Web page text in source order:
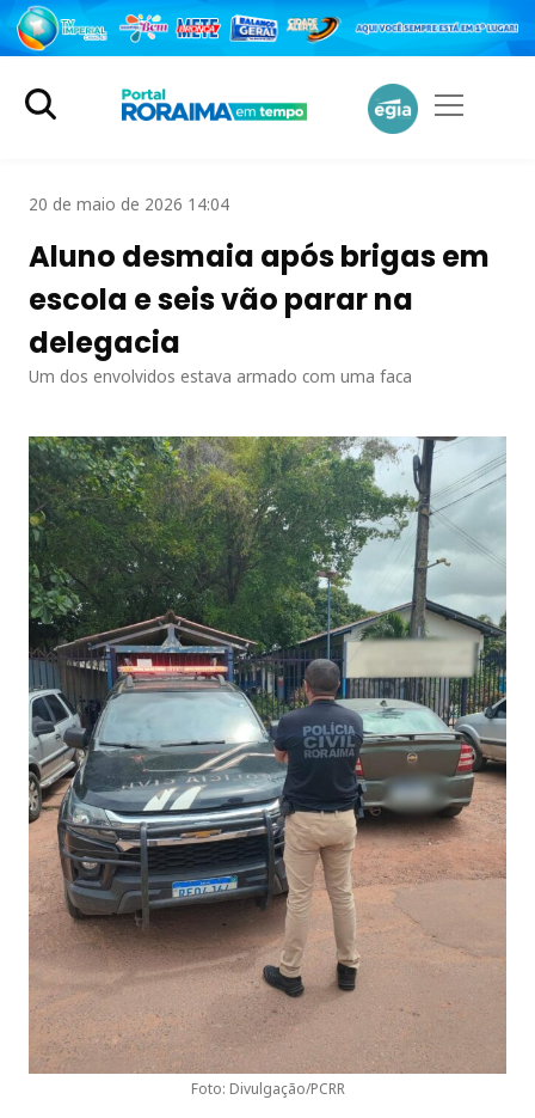
20 de maio de 2026 14:04
Aluno desmaia após brigas em
escola e seis vão parar na
delegacia
Um dos envolvidos estava armado com uma faca
Foto: Divulgação/PCRR